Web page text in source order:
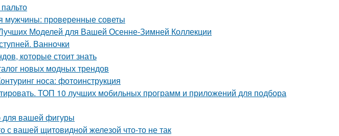
мужчины: проверенные советы
Моделей для Вашей Осенне-Зимней Коллекции
Ванночки
которые стоит знать
новых модных трендов
носа: фотоинструкция
ТОП 10 лучших мобильных программ и приложений для подбора
для вашей фигуры
с вашей щитовидной железой что-то не так